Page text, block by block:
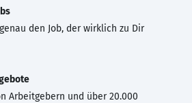
den Job, der wirklich zu Dir
Arbeitgebern und über 20.000